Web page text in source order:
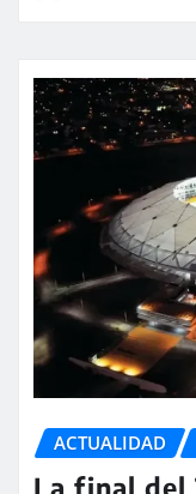
ACTUALIDAD
La final del